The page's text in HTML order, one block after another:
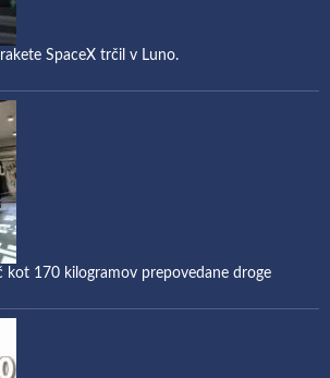
SpaceX trčil v Luno.
kot 170 kilogramov prepovedane droge